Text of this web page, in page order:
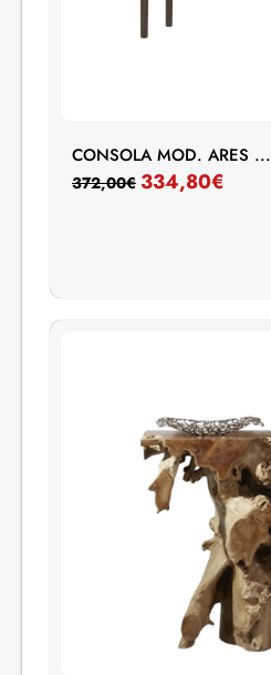
CONSOLA MOD. ARES ...
372,00€ 334,80€